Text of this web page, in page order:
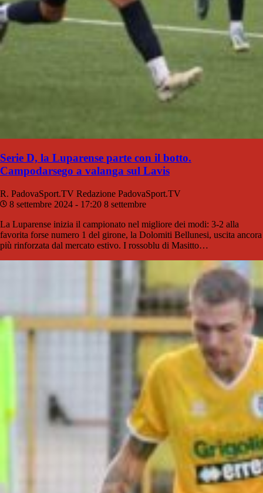
Serie D, la Luparense parte con il botto.
Campodarsego a valanga sul Lavis
R. PadovaSport.TV Redazione PadovaSport.TV
8 settembre 2024 - 17:20 8 settembre
La Luparense inizia il campionato nel migliore dei modi: 3-2 alla
favorita forse numero 1 del girone, la Dolomiti Bellunesi, uscita ancora
più rinforzata dal mercato estivo. I rossoblu di Masitto…